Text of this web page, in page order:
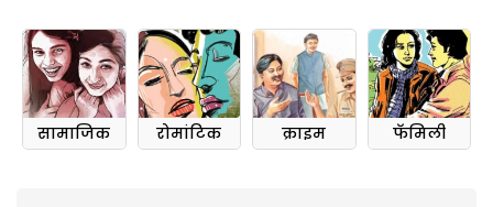
सामाजिक रोमांटिक क्राइम फॅमिली